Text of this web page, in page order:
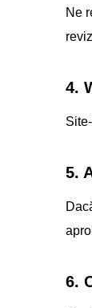
Ne
4.
5.
6.